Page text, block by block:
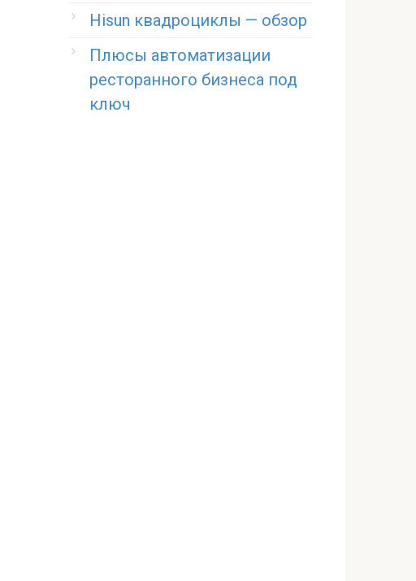
Hisun квадроциклы — обзор
Плюсы автоматизации
ресторанного бизнеса под
ключ